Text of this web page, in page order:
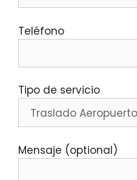
Teléfono
Tipo de servicio
Mensaje (optional)